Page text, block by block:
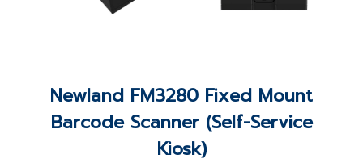
Newland FM3280 Fixed Mount
Barcode Scanner (Self-Service
Kiosk)